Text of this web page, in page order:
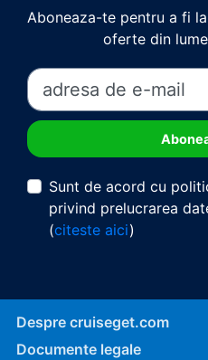
Aboneaza-te pentru a fi
oferte din
Sunt de acord cu
privind prelucrarea
(citeste aici)
Despre cruiseget.com
Documente legale